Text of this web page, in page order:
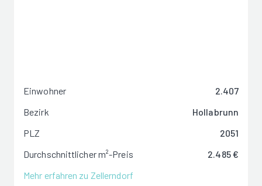
Einwohner
2.407
Bezirk
Hollabrunn
PLZ
2051
Durchschnittlicher m²-Preis
2.485 €
Mehr erfahren zu Zellerndorf